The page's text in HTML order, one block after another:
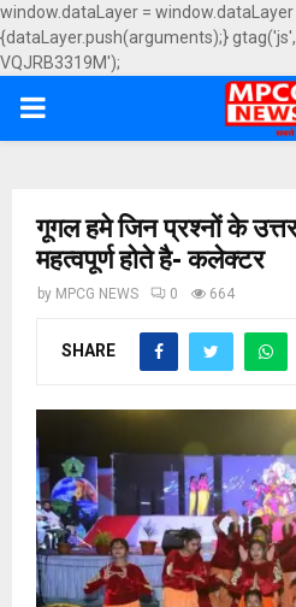
window.dataLayer =
{dataLayer.push(arguments);}
VQJRB3319M');
PRIMARY
गूगल हमे जिन प्रश्नों के
महत्वपूर्ण होते है- कलेक्टर
by MPCG NEWS 0 664
SHARE